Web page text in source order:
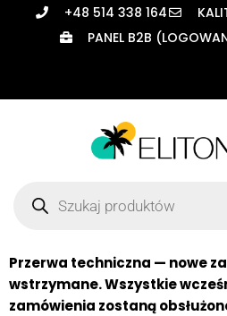
+48 514 338 164
PANEL B2B
Przerwa techniczna — nowe
wstrzymane. Wszystkie
zamówienia zostaną